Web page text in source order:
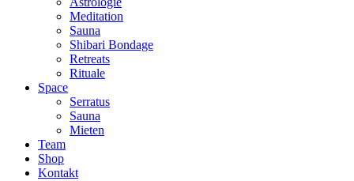
Meditation
Sauna
Shibari Bondage
Retreats
Rituale
Space
Serratus
Sauna
Mieten
Team
Shop
Kontakt